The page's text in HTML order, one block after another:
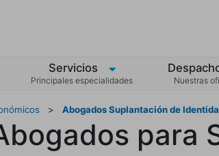
Servicios
Principales especialidades Nuestras
> Abogados Suplantación de
para